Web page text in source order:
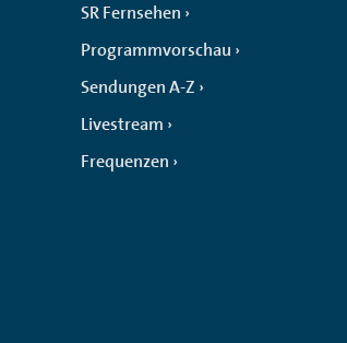
SR Fernsehen
Programmvorschau
Sendungen A-Z
Livestream
Frequenzen